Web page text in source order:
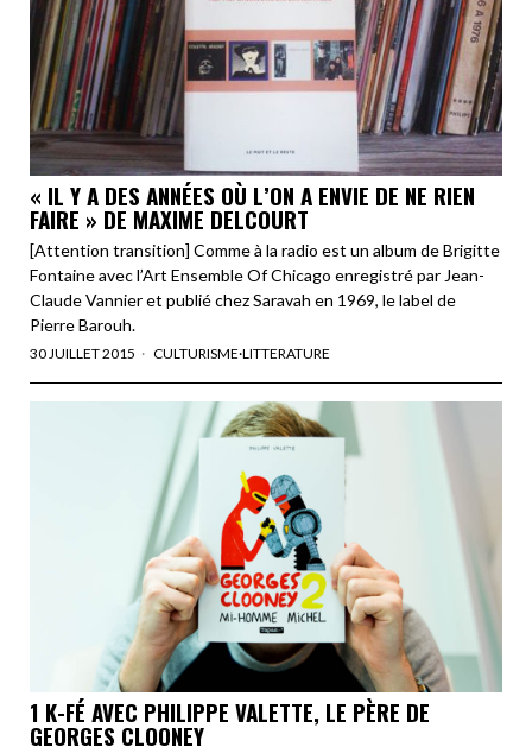
« IL Y A DES ANNÉES OÙ L’ON A ENVIE DE NE RIEN
FAIRE » DE MAXIME DELCOURT
[Attention transition] Comme à la radio est un album de Brigitte
Fontaine avec l’Art Ensemble Of Chicago enregistré par Jean-
Claude Vannier et publié chez Saravah en 1969, le label de
Pierre Barouh.
30 JUILLET 2015 CULTURISME·LITTERATURE
1 K-FÉ AVEC PHILIPPE VALETTE, LE PÈRE DE
GEORGES CLOONEY